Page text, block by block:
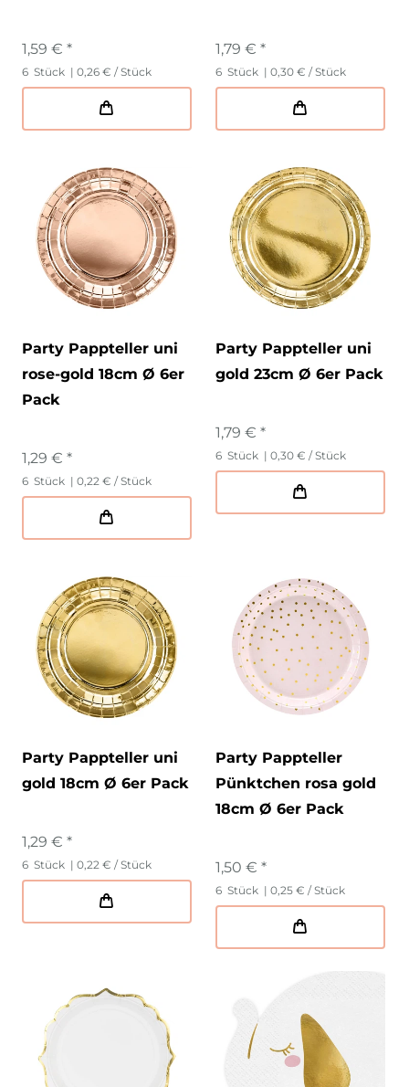
1,59 € *
6 Stück | 0,26 € / Stück
1,79 € *
6 Stück | 0,30 € / Stück
Party Pappteller uni
rose-gold 18cm Ø 6er
Pack
1,29 € *
6 Stück | 0,22 € / Stück
Party Pappteller uni
gold 23cm Ø 6er Pack
1,79 € *
6 Stück | 0,30 € / Stück
Party Pappteller uni
gold 18cm Ø 6er Pack
1,29 € *
6 Stück | 0,22 € / Stück
Party Pappteller
Pünktchen rosa gold
18cm Ø 6er Pack
1,50 € *
6 Stück | 0,25 € / Stück